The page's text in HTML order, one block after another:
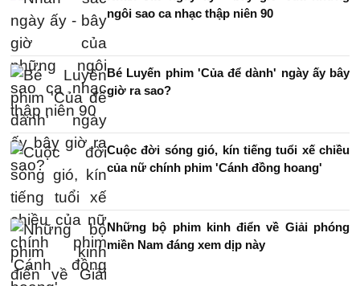
ngôi sao ca nhạc thập niên 90
Bé Luyến phim 'Của để dành' ngày ấy bây
giờ ra sao?
Cuộc đời sóng gió, kín tiếng tuổi xế chiều
của nữ chính phim 'Cánh đồng hoang'
Những bộ phim kinh điển về Giải phóng
miền Nam đáng xem dịp này